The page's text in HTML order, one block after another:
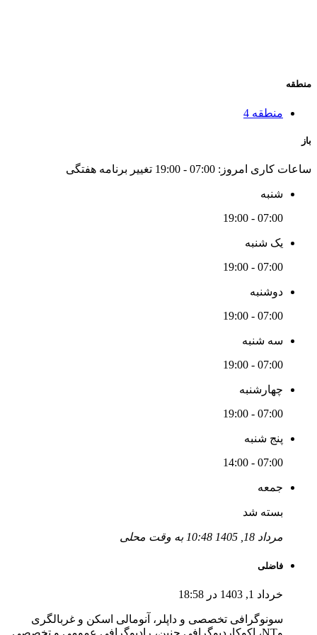
منطقه
منطقه 4
باز
ساعات کاری امروز: 07:00 - 19:00 تغییر برنامه هفتگی
شنبه
07:00 - 19:00
یک شنبه
07:00 - 19:00
دوشنبه
07:00 - 19:00
سه شنبه
07:00 - 19:00
چهارشنبه
07:00 - 19:00
پنج شنبه
07:00 - 14:00
جمعه
بسته شد
مرداد 18, 1405 10:48 به وقت محلی
فاضلی
خرداد 1, 1403 در 18:58
سونوگرافی تخصصی و داپلر، آنومالی اسکن و غربالگری